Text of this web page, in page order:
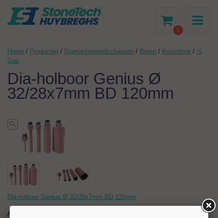
0
-
Home / Producten / Diamantgereedschappen / Boren / Kroonboor / ½
Gas
Dia-holboor Genius Ø
32/28x7mm BD 120mm
Dia-holboor Genius Ø 32/28x7mm BD 120mm
Artikelnr: